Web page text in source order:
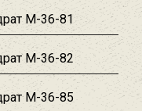
M-36-81
M-36-82
M-36-85